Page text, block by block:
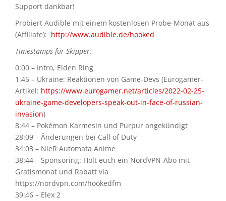
Support dankbar!
Probiert Audible mit einem kostenlosen Probe-Monat aus
(Affiliate): http://www.audible.de/hooked
Timestamps für Skipper:
0:00 – Intro, Elden Ring
1:45 – Ukraine: Reaktionen von Game-Devs (Eurogamer-
Artikel: https://www.eurogamer.net/articles/2022-02-25-
ukraine-game-developers-speak-out-in-face-of-russian-
invasion)
8:44 – Pokémon Karmesin und Purpur angekündigt
28:09 – Änderungen bei Call of Duty
34:03 – NieR Automata Anime
38:44 – Sponsoring: Holt euch ein NordVPN-Abo mit
Gratismonat und Rabatt via
https://nordvpn.com/hookedfm
39:46 – Elex 2